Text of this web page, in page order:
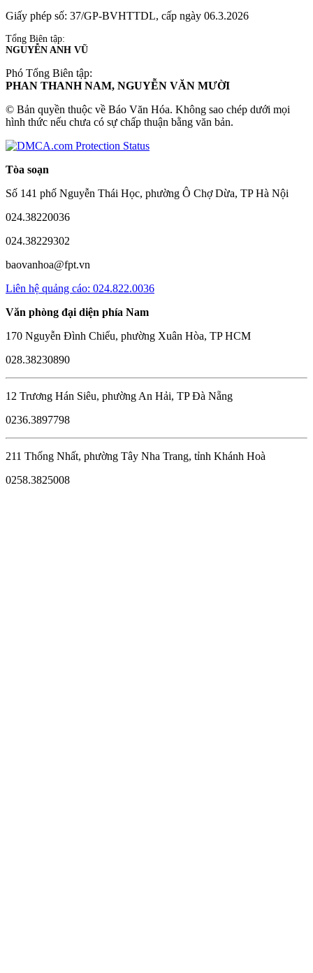
Giấy phép số: 37/GP-BVHTTDL, cấp ngày 06.3.2026
Tổng Biên tập:
NGUYỄN ANH VŨ
Phó Tổng Biên tập:
PHAN THANH NAM, NGUYỄN VĂN MƯỜI
© Bản quyền thuộc về Báo Văn Hóa. Không sao chép dưới mọi
hình thức nếu chưa có sự chấp thuận bằng văn bản.
Tòa soạn
Số 141 phố Nguyễn Thái Học, phường Ô Chợ Dừa, TP Hà Nội
024.38220036
024.38229302
baovanhoa@fpt.vn
Liên hệ quảng cáo: 024.822.0036
Văn phòng đại diện phía Nam
170 Nguyễn Đình Chiểu, phường Xuân Hòa, TP HCM
028.38230890
12 Trương Hán Siêu, phường An Hải, TP Đà Nẵng
0236.3897798
211 Thống Nhất, phường Tây Nha Trang, tỉnh Khánh Hoà
0258.3825008